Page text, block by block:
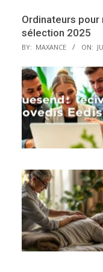
Ordinateurs
sélection 2025
BY: MAXANCE ON: